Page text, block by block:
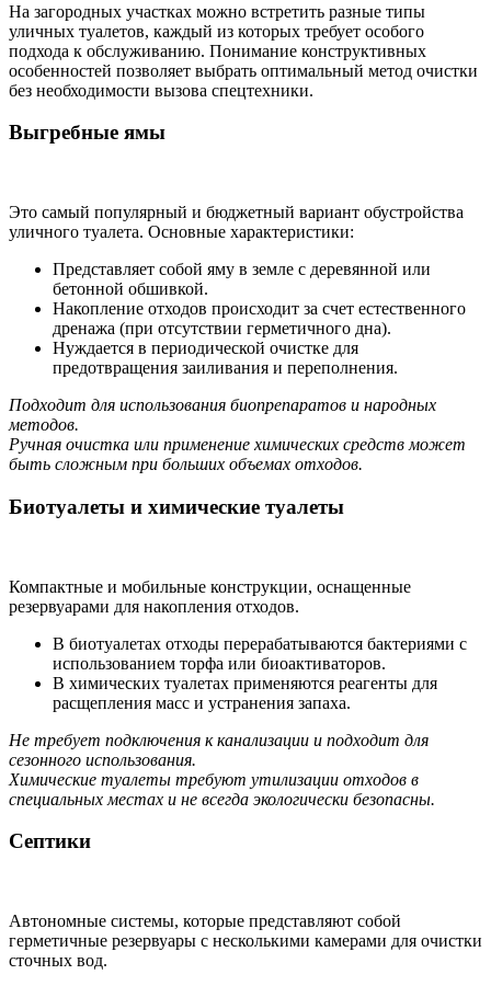
На загородных участках можно встретить разные типы
уличных туалетов, каждый из которых требует особого
подхода к обслуживанию. Понимание конструктивных
особенностей позволяет выбрать оптимальный метод очистки
без необходимости вызова спецтехники.
Выгребные ямы
Это самый популярный и бюджетный вариант обустройства
уличного туалета. Основные характеристики:
Представляет собой яму в земле с деревянной или
бетонной обшивкой.
Накопление отходов происходит за счет естественного
дренажа (при отсутствии герметичного дна).
Нуждается в периодической очистке для
предотвращения заиливания и переполнения.
Подходит для использования биопрепаратов и народных
методов.
Ручная очистка или применение химических средств может
быть сложным при больших объемах отходов.
Биотуалеты и химические туалеты
Компактные и мобильные конструкции, оснащенные
резервуарами для накопления отходов.
В биотуалетах отходы перерабатываются бактериями с
использованием торфа или биоактиваторов.
В химических туалетах применяются реагенты для
расщепления масс и устранения запаха.
Не требует подключения к канализации и подходит для
сезонного использования.
Химические туалеты требуют утилизации отходов в
специальных местах и не всегда экологически безопасны.
Септики
Автономные системы, которые представляют собой
герметичные резервуары с несколькими камерами для очистки
сточных вод.